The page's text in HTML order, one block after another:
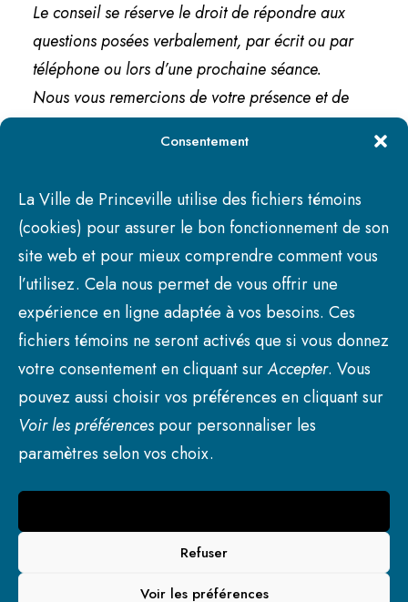
Consentement
La Ville de Princeville utilise des fichiers témoins
(cookies) pour assurer le bon fonctionnement de son
site web et pour mieux comprendre comment vous
l’utilisez. Cela nous permet de vous offrir une
expérience en ligne adaptée à vos besoins. Ces
fichiers témoins ne seront activés que si vous donnez
votre consentement en cliquant surAccepter. Vous
pouvez aussi choisir vos préférences en cliquant sur
Voir les préférences pour personnaliser les
paramètres selon vos choix.
Refuser
Voir les préférences
Le conseil se réserve le droit de répondre aux
questions posées verbalement, par écrit ou par
téléphone ou lors d’une prochaine séance.
Nous vous remercions de votre présence et de
votre collaboration.
2025 19H30
© 2026 Ville de Princeville. | Tous droits réservés.